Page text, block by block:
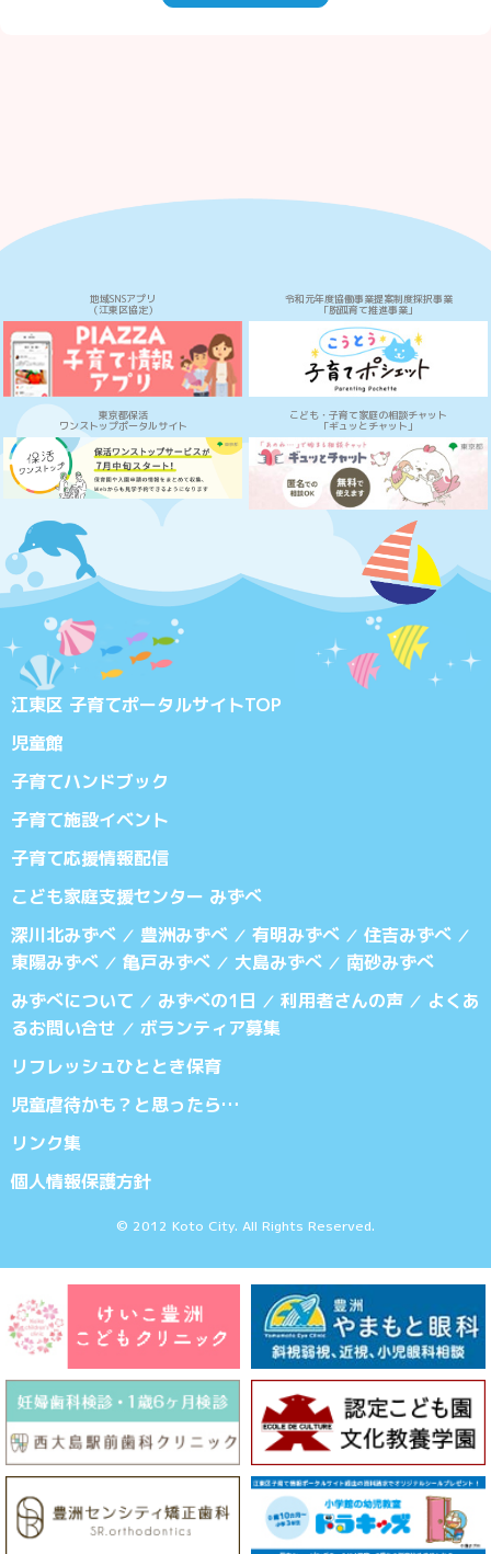
地域SNSアプリ
（江東区協定）
令和元年度協働事業提案制度採択事業
「脱孤育て推進事業」
東京都保活
ワンストップポータルサイト
こども・子育て家庭の相談チャット
「ギュッとチャット」
江東区 子育てポータルサイトTOP
児童館
子育てハンドブック
子育て施設イベント
子育て応援情報配信
こども家庭支援センター みずべ
深川北みずべ ／ 豊洲みずべ ／ 有明みずべ ／ 住吉みずべ ／
東陽みずべ ／ 亀戸みずべ ／ 大島みずべ ／ 南砂みずべ
みずべについて ／ みずべの1日 ／ 利用者さんの声 ／ よくあ
るお問い合せ ／ ボランティア募集
リフレッシュひととき保育
児童虐待かも？と思ったら…
リンク集
個人情報保護方針
© 2012 Koto City. All Rights Reserved.